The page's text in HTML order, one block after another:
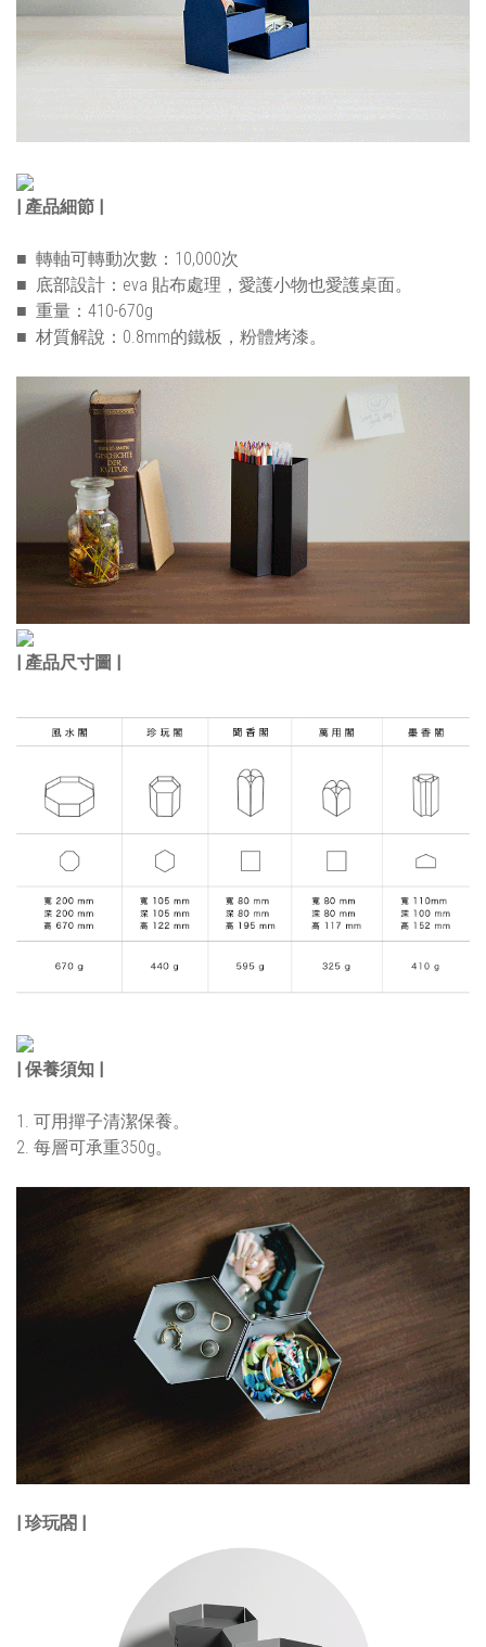
| 產品細節 |
■ 轉軸可轉動次數：10,000次
■ 底部設計：eva 貼布處理，愛護小物也愛護桌面。
■ 重量：410-670g
■ 材質解說：0.8mm的鐵板，粉體烤漆。
| 產品尺寸圖 |
| 保養須知 |
1. 可用撣子清潔保養。
2. 每層可承重350g。
| 珍玩閤 |